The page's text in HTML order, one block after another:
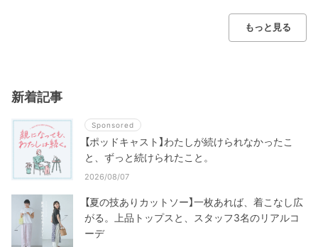
もっと見る
新着記事
Sponsored
【ポッドキャスト】わたしが続けられなかったこ
と、ずっと続けられたこと。
2026/08/07
【夏の技ありカットソー】一枚あれば、着こなし広
がる。上品トップスと、スタッフ3名のリアルコ
ーデ